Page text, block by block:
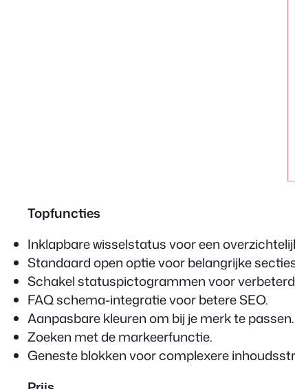
Topfuncties
Inklapbare wisselstatus voor een
Standaard open optie voor belangrijke
Schakel statuspictogrammen voor
FAQ schema-integratie voor betere SEO.
Aanpasbare kleuren om bij je merk te passen.
Zoeken met de markeerfunctie.
Geneste blokken voor complexere